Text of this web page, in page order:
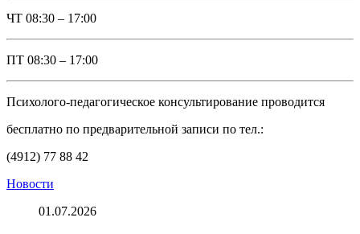
ЧТ 08:30 – 17:00
ПТ 08:30 – 17:00
Психолого-педагогическое консультирование проводится
бесплатно по предварительной записи по тел.:
(4912) 77 88 42
Новости
01.07.2026